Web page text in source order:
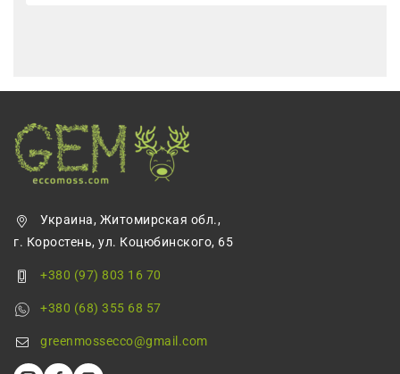
Украина, Житомирская обл.,
г. Коростень, ул. Коцюбинского, 65
+380 (97) 803 16 70
+380 (68) 355 68 57
greenmossecco@gmail.com